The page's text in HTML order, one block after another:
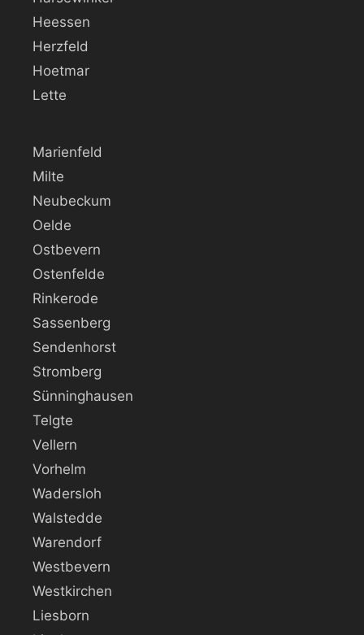
Heessen
Herzfeld
Hoetmar
Lette
Marienfeld
Milte
Neubeckum
Oelde
Ostbevern
Ostenfelde
Rinkerode
Sassenberg
Sendenhorst
Stromberg
Sünninghausen
Telgte
Vellern
Vorhelm
Wadersloh
Walstedde
Warendorf
Westbevern
Westkirchen
Liesborn